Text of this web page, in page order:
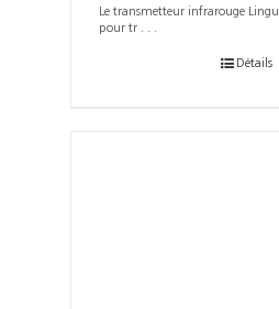
Le transmetteur infrarouge
pour tr . . .
Détails